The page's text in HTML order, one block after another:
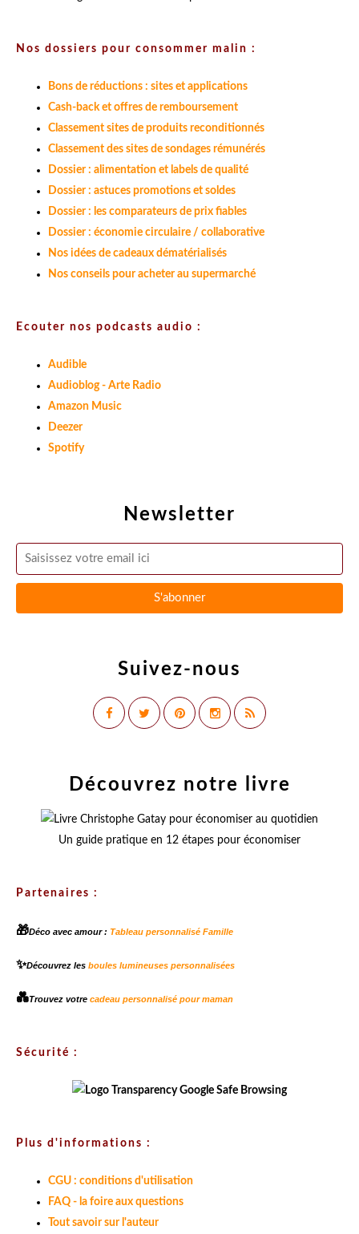
Newsletter
Suivez-nous
Nos dossiers pour consommer malin :
Bons de réductions : sites et applications
Cash-back et offres de remboursement
Classement sites de produits reconditionnés
Classement des sites de sondages rémunérés
Dossier : alimentation et labels de qualité
Dossier : astuces promotions et soldes
Dossier : les comparateurs de prix fiables
Dossier : économie circulaire / collaborative
Nos idées de cadeaux dématérialisés
Nos conseils pour acheter au supermarché
Ecouter nos podcasts audio :
Audible
Audioblog - Arte Radio
Amazon Music
Deezer
Spotify
Découvrez notre livre
Un guide pratique en 12 étapes pour économiser
Partenaires :
🎁Déco avec amour : Tableau personnalisé Famille
✨Découvrez les boules lumineuses personnalisées
💑Trouvez votre cadeau personnalisé pour maman
Sécurité :
Plus d'informations :
CGU : conditions d'utilisation
FAQ - la foire aux questions
Tout savoir sur l'auteur